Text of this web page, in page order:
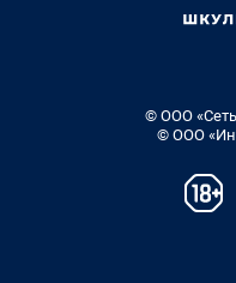
© ООО «Сеть
© ООО